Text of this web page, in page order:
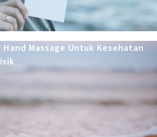
Massage Untuk Kesehatan